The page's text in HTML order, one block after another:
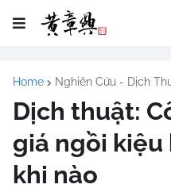
Home Nghiên Cứu - Dịch
Dịch thuật:
giá ngồi
khi nào